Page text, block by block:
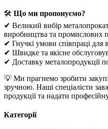
🛠 Що ми пропонуємо?
✔ Великий вибір
виробництва та промислових
✔ Гнучкі умови співпраці для
✔ Швидке та якісне
✔ Доставку металопродукції
💡 Ми прагнемо зробити
зручною. Наші спеціалісти
продукції та надати
Категорії